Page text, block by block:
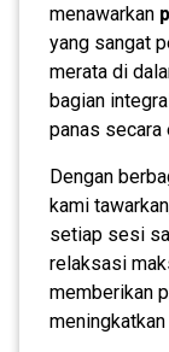
menawarkan
yang sangat
merata di
bagian
panas secara
Dengan
kami
setiap sesi
relaksasi
memberikan